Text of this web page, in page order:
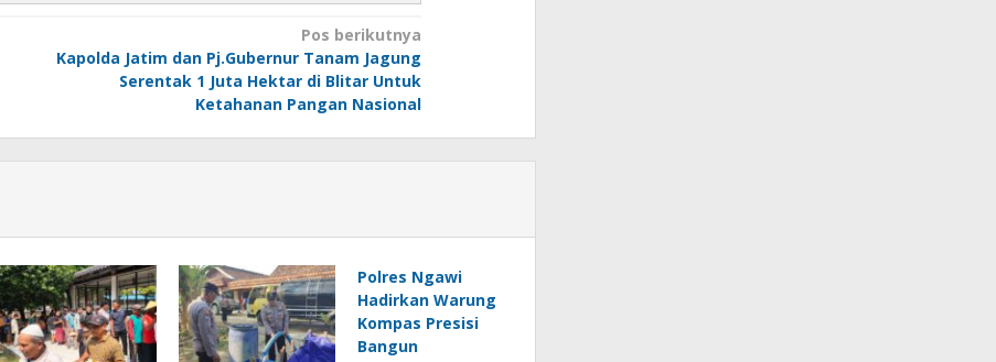
Pos berikutnya
Kapolda Jatim dan Pj.Gubernur Tanam Jagung
Serentak 1 Juta Hektar di Blitar Untuk
Ketahanan Pangan Nasional
Polres Ngawi
Hadirkan Warung
Kompas Presisi
Bangun